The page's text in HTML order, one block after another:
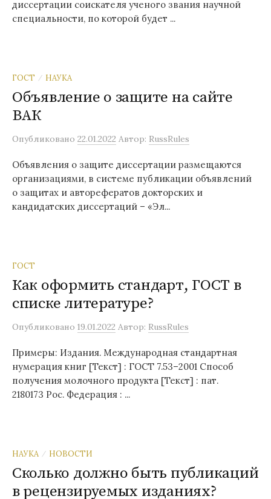
диссертации соискателя ученого звания научной
специальности, по которой будет ...
ГОСТ / НАУКА
Объявление о защите на сайте
ВАК
Опубликовано 22.01.2022 Автор: RussRules
Объявления о защите диссертации размещаются
организациями, в системе публикации объявлений
о защитах и авторефератов докторских и
кандидатских диссертаций – «Эл...
ГОСТ
Как оформить стандарт, ГОСТ в
списке литературе?
Опубликовано 19.01.2022 Автор: RussRules
Примеры: Издания. Международная стандартная
нумерация книг [Текст] : ГОСТ 7.53–2001 Способ
получения молочного продукта [Текст] : пат.
2180173 Рос. Федерация : ...
НАУКА / НОВОСТИ
Сколько должно быть публикаций
в рецензируемых изданиях?